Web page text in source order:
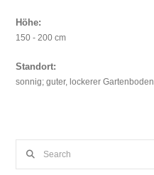
Höhe:
150 - 200 cm
Standort:
sonnig; guter, lockerer Gartenboden